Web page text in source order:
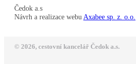
Čedok a.s
Návrh a realizace webu Axabee sp. z. o.o.
© 2026, cestovní kancelář Čedok a.s.